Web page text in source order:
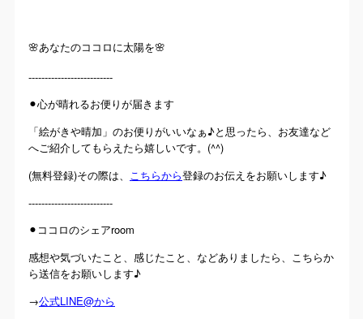
🌸あなたのココロに太陽を🌸
--------------------------
⚫︎心が晴れるお便りが届きます
「絵がきや晴加」のお便りがいいなぁ♪と思ったら、お友達など
へご紹介してもらえたら嬉しいです。(^^)
(無料登録)その際は、 こちらから登録のお伝えをお願いします♪
--------------------------
⚫︎ココロのシェアroom
感想や気づいたこと、感じたこと、などありましたら、こちらか
ら送信をお願いします♪
→公式LINE@から